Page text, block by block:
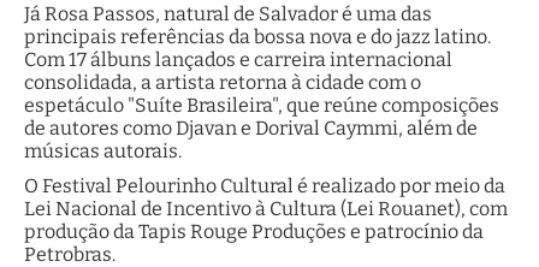
Já Rosa Passos, natural de Salvador é uma das
principais referências da bossa nova e do jazz latino.
Com 17 álbuns lançados e carreira internacional
consolidada, a artista retorna à cidade com o
espetáculo "Suíte Brasileira", que reúne composições
de autores como Djavan e Dorival Caymmi, além de
músicas autorais.
O Festival Pelourinho Cultural é realizado por meio da
Lei Nacional de Incentivo à Cultura (Lei Rouanet), com
produção da Tapis Rouge Produções e patrocínio da
Petrobras.